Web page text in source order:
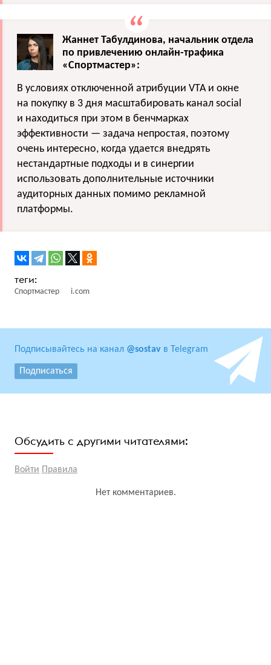
Жаннет Табулдинова, начальник отдела
по привлечению онлайн-трафика
«Спортмастер»:
В условиях отключенной атрибуции VTA и окне
на покупку в 3 дня масштабировать канал social
и находиться при этом в бенчмарках
эффективности — задача непростая, поэтому
очень интересно, когда удается внедрять
нестандартные подходы и в синергии
использовать дополнительные источники
аудиторных данных помимо рекламной
платформы.
Спортмастер i.com
Подписывайтесь на канал @sostav в Telegram
Подписаться
Обсудить с другими читателями:
Войти Правила
Нет комментариев.